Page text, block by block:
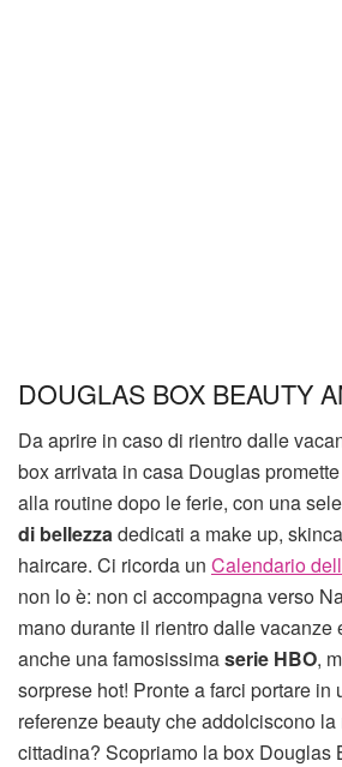
DOUGLAS BOX BEAUTY
Da aprire in caso di rientro dalle
box arrivata in casa Douglas
alla routine dopo le ferie, con una
di bellezzadedicati a make up,
haircare. Ci ricorda un Calendario
non lo è: non ci accompagna verso
mano durante il rientro dalle vacanze
anche una famosissimaserie HBO,
sorprese hot! Pronte a farci portare in
referenze beauty che addolciscono
cittadina? Scopriamo la box Douglas